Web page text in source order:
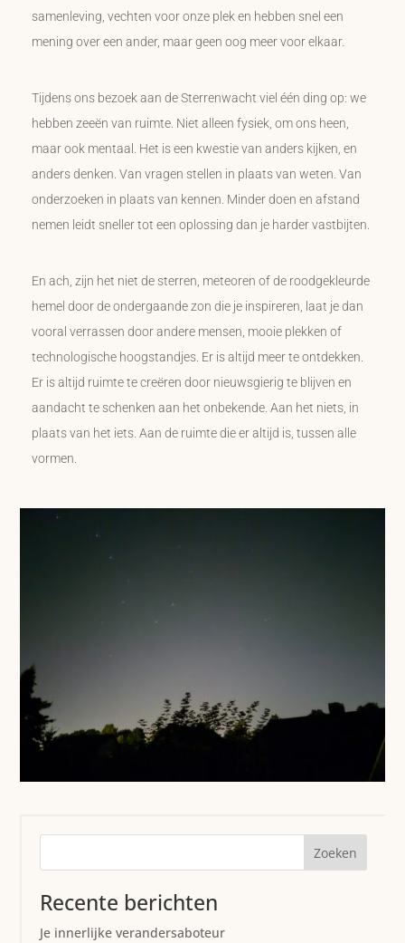
samenleving, vechten voor onze plek en hebben snel een
mening over een ander, maar geen oog meer voor elkaar.
Tijdens ons bezoek aan de Sterrenwacht viel één ding op: we
hebben zeeën van ruimte. Niet alleen fysiek, om ons heen,
maar ook mentaal. Het is een kwestie van anders kijken, en
anders denken. Van vragen stellen in plaats van weten. Van
onderzoeken in plaats van kennen. Minder doen en afstand
nemen leidt sneller tot een oplossing dan je harder vastbijten.
En ach, zijn het niet de sterren, meteoren of de roodgekleurde
hemel door de ondergaande zon die je inspireren, laat je dan
vooral verrassen door andere mensen, mooie plekken of
technologische hoogstandjes. Er is altijd meer te ontdekken.
Er is altijd ruimte te creëren door nieuwsgierig te blijven en
aandacht te schenken aan het onbekende. Aan het niets, in
plaats van het iets. Aan de ruimte die er altijd is, tussen alle
vormen.
Zoeken
Recente berichten
Je innerlijke verandersaboteur